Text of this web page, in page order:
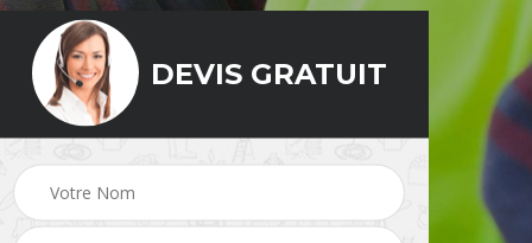
Ravalement de façade Peinture Extérieure 79
DEVIS GRATUIT